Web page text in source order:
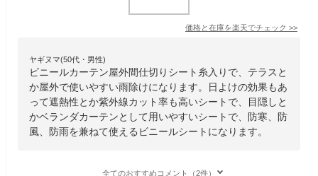
価格と在庫を楽天でチェック >>
ヤギヌマ(50代・男性)
ビニールカーテン屋外間仕切りシート糸入りで、テラスと
か屋外で使いやすい雨除けになります。日よけの効果もあ
って遮熱性とか紫外線カット率も高いシートで、目隠しと
かベランダカーテンとして用いやすいシートで、防寒、防
風、防雨を兼ねて使えるビニールシートになります。
全てのおすすめコメント（2件）